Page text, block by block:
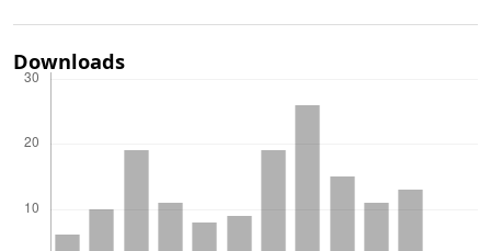
Downloads